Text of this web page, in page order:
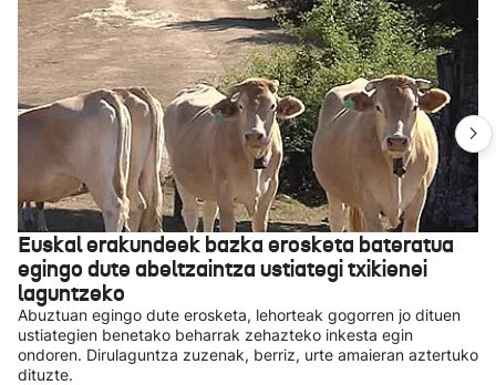
Euskal erakundeek bazka erosketa bateratua
egingo dute abeltzaintza ustiategi txikienei
laguntzeko
Abuztuan egingo dute erosketa, lehorteak gogorren jo dituen
ustiategien benetako beharrak zehazteko inkesta egin
ondoren. Dirulaguntza zuzenak, berriz, urte amaieran aztertuko
dituzte.